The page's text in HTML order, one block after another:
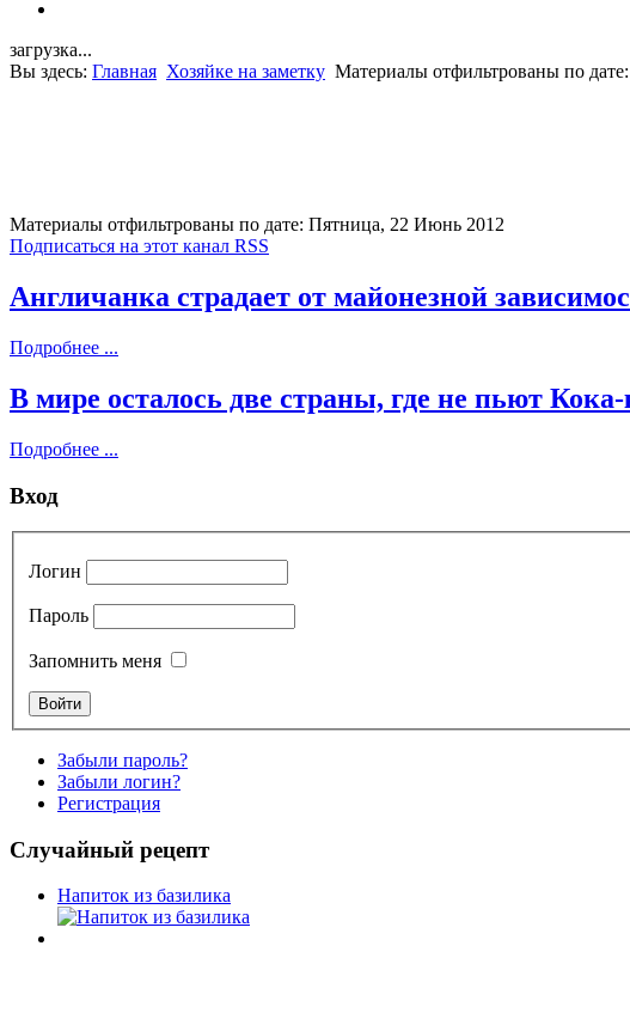
загрузка...
Вы здесь: Главная Хозяйке на заметку Материалы отфильтрованы по
Материалы отфильтрованы по дате: Пятница, 22 Июнь 2012
Подписаться на этот канал RSS
Англичанка страдает от майонезной
Подробнее ...
В мире осталось две страны, где не пьют
Подробнее ...
Вход
Логин
Пароль
Запомнить меня
Забыли пароль?
Забыли логин?
Регистрация
Случайный рецепт
Напиток из базилика